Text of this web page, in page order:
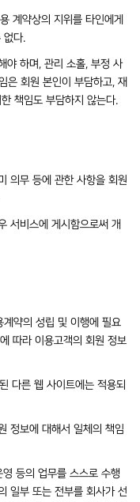
계약상의 지위를 타인에게
없다.
야 하며, 관리 소홀, 부정 사
은 회원 본인이 부담하고, 재
책임도 부담하지 않는다.
의무 등에 관한 사항을 회원
서비스에 게시함으로써 개
약의 성립 및 이행에 필요
따라 이용고객의 회원 정보
다른 웹 사이트에는 적용되
정보에 대해서 일체의 책임
등의 업무를 스스로 수행
일부 또는 전부를 회사가 선